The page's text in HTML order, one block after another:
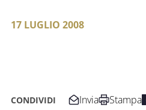
17 LUGLIO 2008
CONDIVIDI Invia Stampa